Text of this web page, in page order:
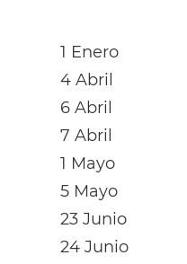
1 Enero
4 Abril
6 Abril
7 Abril
1 Mayo
5 Mayo
23 Junio
24 Junio